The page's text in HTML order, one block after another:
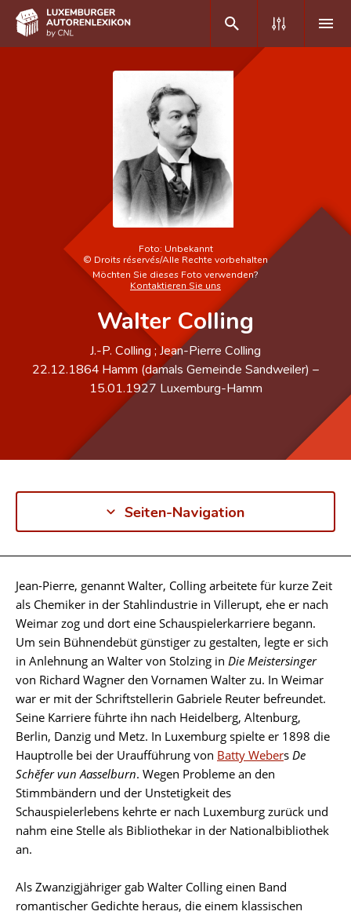
Autor(inn)en A-Z
Erweiterte Suche
Häufige Fragen und Antworten
Forschungsgruppe
Foto: Unbekannt
© Droits réservés/Alle Rechte vorbehalten
Möchten Sie dieses Foto verwenden?
Kontaktieren Sie uns
Walter Colling
J.-P. Colling ; Jean-Pierre Colling
22.12.1864 Hamm (damals Gemeinde Sandweiler) –
15.01.1927 Luxemburg-Hamm
Seiten-Navigation
Biographie
Jean-Pierre, genannt Walter, Colling arbeitete für kurze Zeit
als Chemiker in der Stahlindustrie in Villerupt, ehe er nach
Weimar zog und dort eine Schauspielerkarriere begann.
Um sein Bühnendebüt günstiger zu gestalten, legte er sich
in Anlehnung an Walter von Stolzing in Die Meistersinger
von Richard Wagner den Vornamen Walter zu. In Weimar
war er mit der Schriftstellerin Gabriele Reuter befreundet.
Seine Karriere führte ihn nach Heidelberg, Altenburg,
Berlin, Danzig und Metz. In Luxemburg spielte er 1898 die
Hauptrolle bei der Uraufführung von Batty Webers De
Schěfer vun Aasselburn. Wegen Probleme an den
Stimmbändern und der Unstetigkeit des
Schauspielerlebens kehrte er nach Luxemburg zurück und
nahm eine Stelle als Bibliothekar in der Nationalbibliothek
an.
Als Zwanzigjähriger gab Walter Colling einen Band
romantischer Gedichte heraus, die einem klassischen